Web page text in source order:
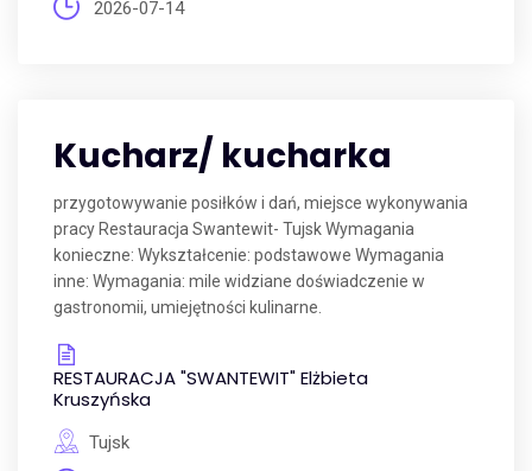
2026-07-14
Kucharz/ kucharka
przygotowywanie posiłków i dań, miejsce wykonywania
pracy Restauracja Swantewit- Tujsk Wymagania
konieczne: Wykształcenie: podstawowe Wymagania
inne: Wymagania: mile widziane doświadczenie w
gastronomii, umiejętności kulinarne.
RESTAURACJA "SWANTEWIT" Elżbieta
Kruszyńska
Tujsk